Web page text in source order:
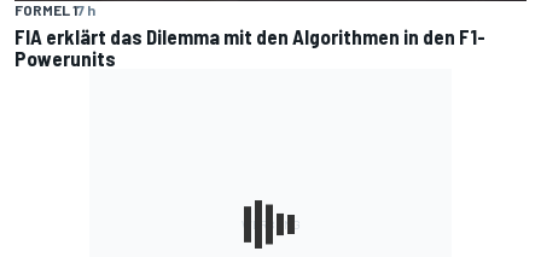
FORMEL 17 h
FIA erklärt das Dilemma mit den Algorithmen in den F1-
Powerunits